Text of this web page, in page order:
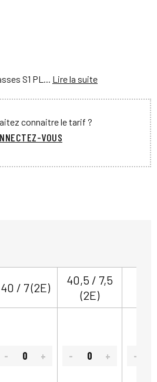
S1 PL... Lire la suite
connaitre le tarif ?
VOUS
40 / 7 (2E)
40,5 / 7,5
(2E)